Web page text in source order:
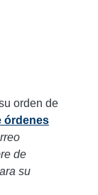
orden de
órdenes
de
su